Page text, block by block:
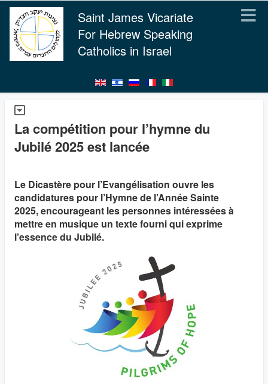
Saint James Vicariate
For Hebrew Speaking
Catholics in Israel
La compétition pour l’hymne du
Jubilé 2025 est lancée
Le Dicastère pour l’Evangélisation ouvre les
candidatures pour l’Hymne de l’Année Sainte
2025, encourageant les personnes intéressées à
mettre en musique un texte fourni qui exprime
l’essence du Jubilé.